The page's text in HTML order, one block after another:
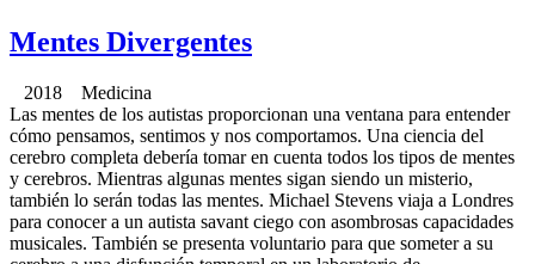
Mentes Divergentes
2018 Medicina
Las mentes de los autistas proporcionan una ventana para entender
cómo pensamos, sentimos y nos comportamos. Una ciencia del
cerebro completa debería tomar en cuenta todos los tipos de mentes
y cerebros. Mientras algunas mentes sigan siendo un misterio,
también lo serán todas las mentes. Michael Stevens viaja a Londres
para conocer a un autista savant ciego con asombrosas capacidades
musicales. También se presenta voluntario para que someter a su